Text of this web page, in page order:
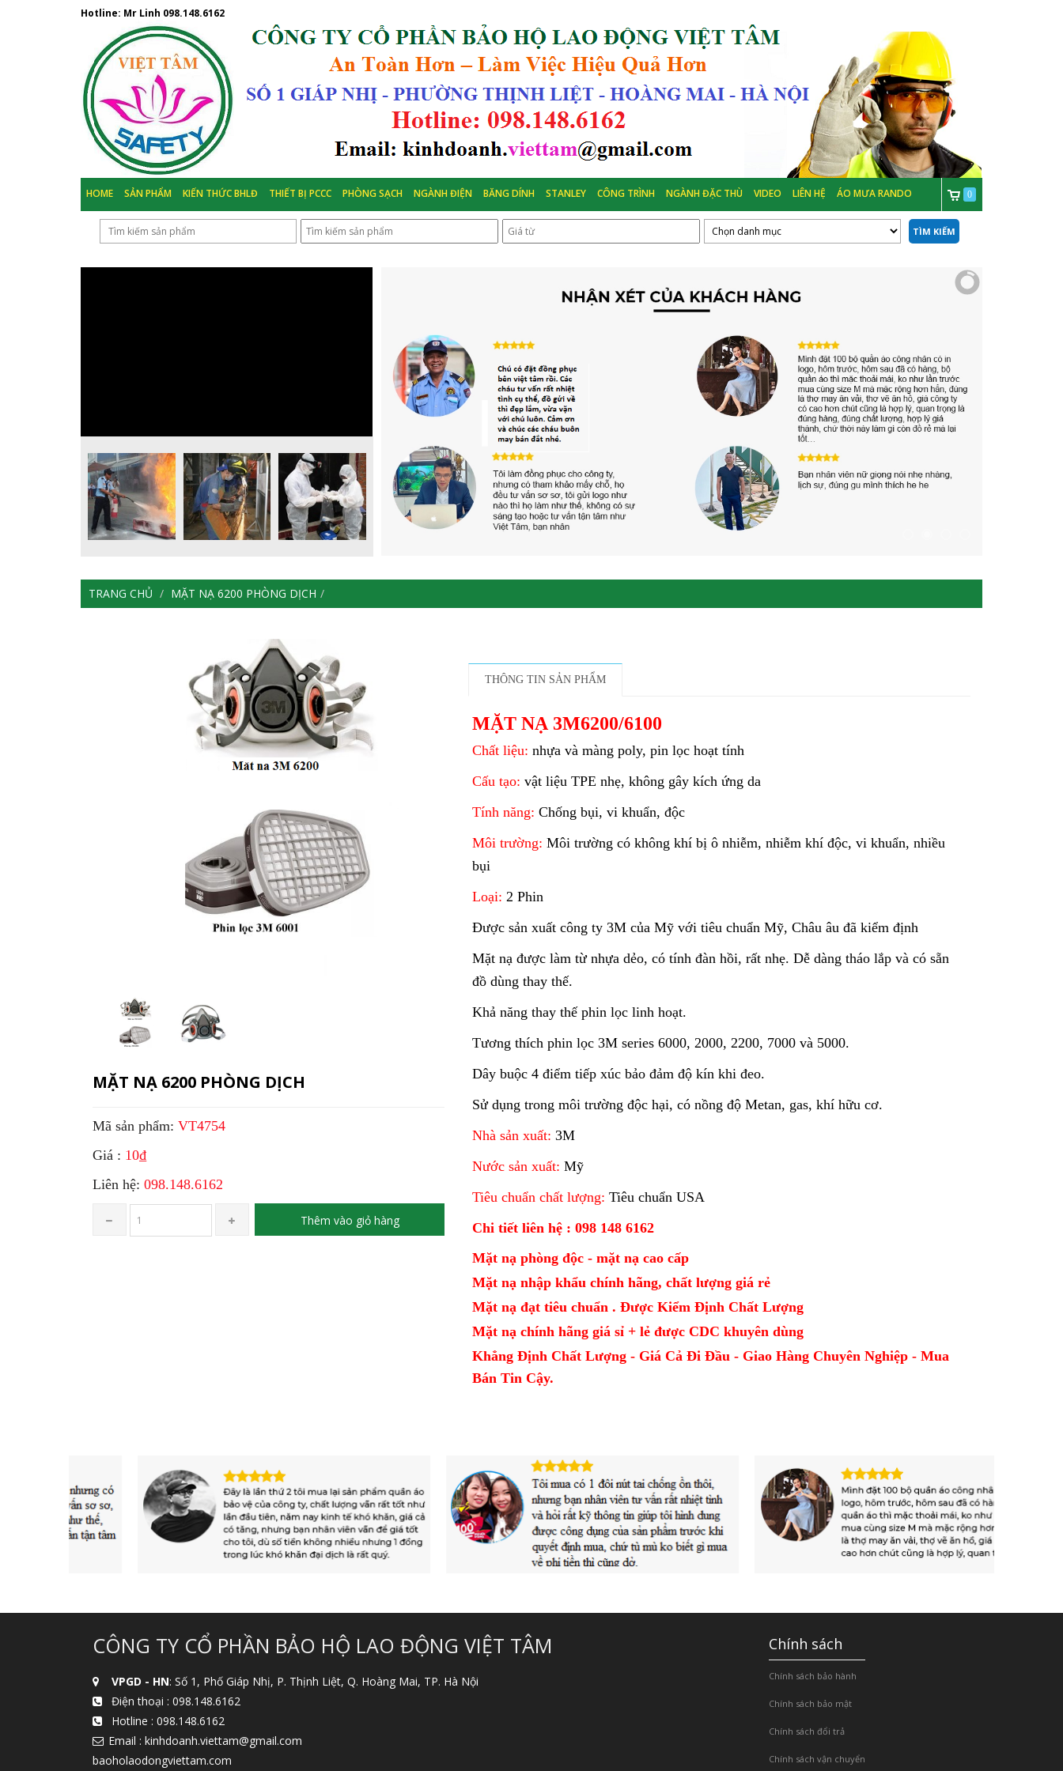
Hotline: Mr Linh 098.148.6162
HOME SẢN PHẨM KIẾN THỨC BHLĐ THIẾT BỊ PCCC PHÒNG SẠCH NGÀNH ĐIỆN BĂNG DÍNH STANLEY CÔNG TRÌNH NGÀNH ĐẶC THÙ VIDEO LIÊN HỆ ÁO MƯA RANDO 0
TÌM KIẾM
TRANG CHỦ MẶT NẠ 6200 PHÒNG DỊCH
MẶT NẠ 6200 PHÒNG DỊCH
Mã sản phẩm: VT4754
Giá : 10₫
Liên hệ: 098.148.6162
Thêm vào giỏ hàng
THÔNG TIN SẢN PHẨM
MẶT NẠ 3M6200/6100
Chất liệu: nhựa và màng poly, pin lọc hoạt tính
Cấu tạo: vật liệu TPE nhẹ, không gây kích ứng da
Tính năng: Chống bụi, vi khuẩn, độc
Môi trường: Môi trường có không khí bị ô nhiễm, nhiễm khí độc, vi khuẩn, nhiều
bụi
Loại: 2 Phin
Được sản xuất công ty 3M của Mỹ với tiêu chuẩn Mỹ, Châu âu đã kiểm định
Mặt nạ được làm từ nhựa dẻo, có tính đàn hồi, rất nhẹ. Dễ dàng tháo lắp và có sẵn
đồ dùng thay thế.
Khả năng thay thế phin lọc linh hoạt.
Tương thích phin lọc 3M series 6000, 2000, 2200, 7000 và 5000.
Dây buộc 4 điểm tiếp xúc bảo đảm độ kín khi đeo.
Sử dụng trong môi trường độc hại, có nồng độ Metan, gas, khí hữu cơ.
Nhà sản xuất: 3M
Nước sản xuất: Mỹ
Tiêu chuẩn chất lượng: Tiêu chuẩn USA
Chi tiết liên hệ : 098 148 6162
Mặt nạ phòng độc - mặt nạ cao cấp
Mặt nạ nhập khẩu chính hãng, chất lượng giá rẻ
Mặt nạ đạt tiêu chuẩn . Được Kiểm Định Chất Lượng
Mặt nạ chính hãng giá sỉ + lẻ được CDC khuyên dùng
Khẳng Định Chất Lượng - Giá Cả Đi Đầu - Giao Hàng Chuyên Nghiệp - Mua
Bán Tin Cậy.
CÔNG TY CỔ PHẦN BẢO HỘ LAO ĐỘNG VIỆT TÂM
VPGD - HN: Số 1, Phố Giáp Nhị, P. Thịnh Liệt, Q. Hoàng Mai, TP. Hà Nội
Điện thoại : 098.148.6162
Hotline : 098.148.6162
Email : kinhdoanh.viettam@gmail.com
baoholaodongviettam.com
Chính sách
Chính sách bảo hành
Chính sách bảo mật
Chính sách đổi trả
Chính sách vận chuyển